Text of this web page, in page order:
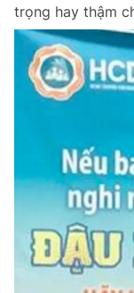
trọng hay thậm